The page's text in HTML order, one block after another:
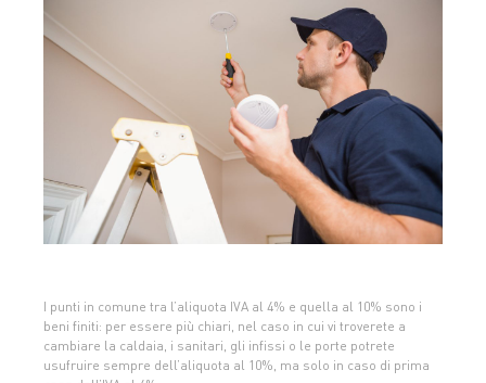
I punti in comune tra l’aliquota IVA al 4% e quella al 10% sono i
beni finiti: per essere più chiari, nel caso in cui vi troverete a
cambiare la caldaia, i sanitari, gli infissi o le porte potrete
usufruire sempre dell’aliquota al 10%, ma solo in caso di prima